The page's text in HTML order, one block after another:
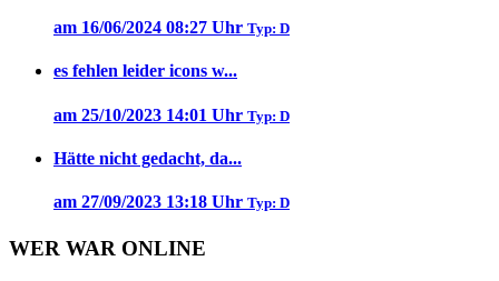
am 16/06/2024 08:27 Uhr Typ: D
es fehlen leider icons w...
am 25/10/2023 14:01 Uhr Typ: D
Hätte nicht gedacht, da...
am 27/09/2023 13:18 Uhr Typ: D
WER WAR ONLINE